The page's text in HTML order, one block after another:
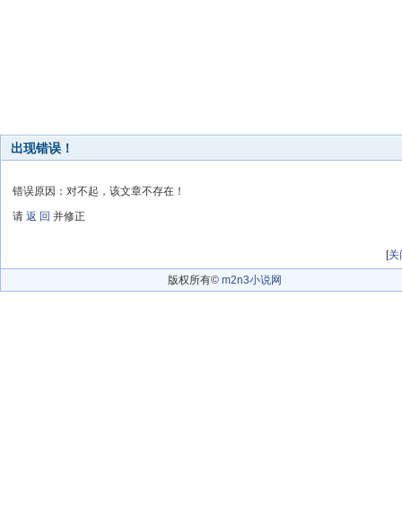
出现错误！
错误原因：对不起，该文章不存在！
请 返 回 并修正
[关
版权所有© m2n3小说网